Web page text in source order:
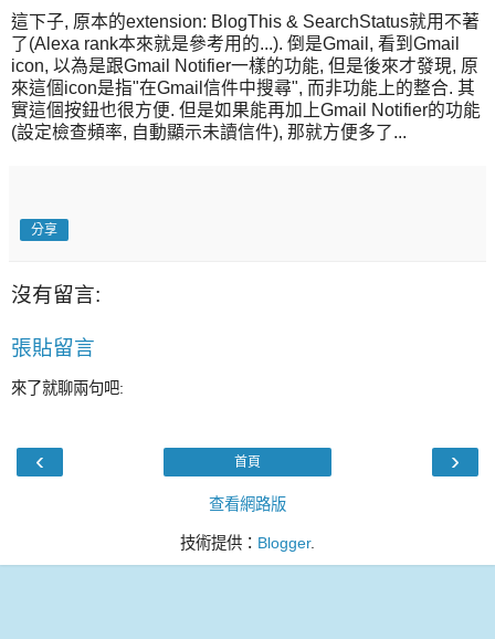
這下子, 原本的extension: BlogThis & SearchStatus就用不著
了(Alexa rank本來就是參考用的...). 倒是Gmail, 看到Gmail
icon, 以為是跟Gmail Notifier一樣的功能, 但是後來才發現, 原
來這個icon是指"在Gmail信件中搜尋", 而非功能上的整合. 其
實這個按鈕也很方便. 但是如果能再加上Gmail Notifier的功能
(設定檢查頻率, 自動顯示未讀信件), 那就方便多了...
分享
沒有留言:
張貼留言
來了就聊兩句吧:
‹ ›
首頁
查看網路版
技術提供： Blogger.